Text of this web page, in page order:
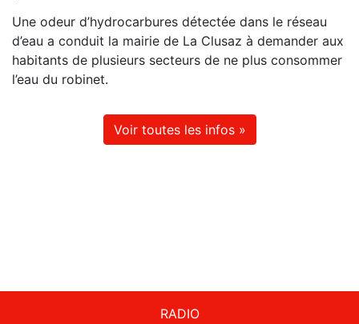
Une odeur d’hydrocarbures détectée dans le réseau
d’eau a conduit la mairie de La Clusaz à demander aux
habitants de plusieurs secteurs de ne plus consommer
l’eau du robinet.
Voir toutes les infos »
RADIO